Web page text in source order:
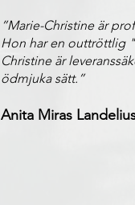
”Marie-Christine är
Hon har en outtröttlig
Christine är
ödmjuka sätt.”
Anita Miras